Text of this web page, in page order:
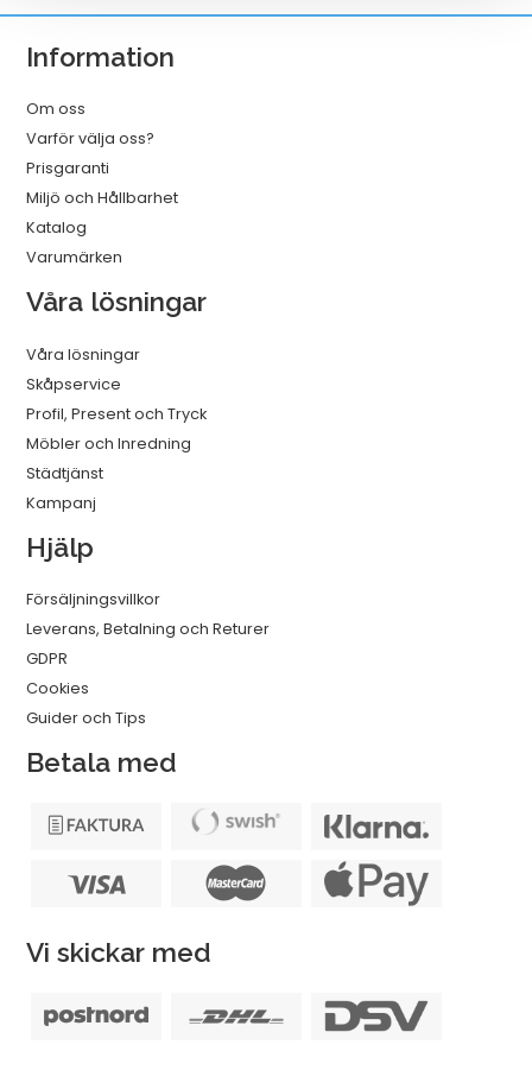
320mmx114m
mängd
Information
Om oss
Varför välja oss?
Prisgaranti
Miljö och Hållbarhet
Katalog
Varumärken
Våra lösningar
Våra lösningar
Skåpservice
Profil, Present och Tryck
Möbler och Inredning
Städtjänst
Kampanj
Hjälp
Försäljningsvillkor
Leverans, Betalning och Returer
GDPR
Cookies
Guider och Tips
Betala med
Vi skickar med